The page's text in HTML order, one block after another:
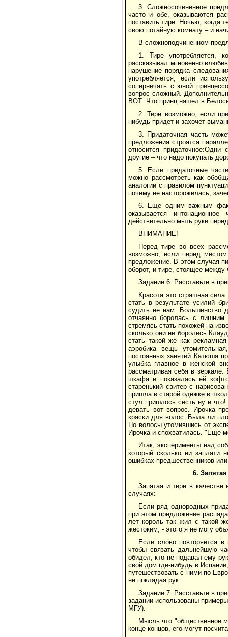
3. Сложносочиненное
часто и обе, оказываются
поставить тире: Ночью, когда
свою потайную комнату – и
В сложноподчиненном
1. Тире употребляется,
рассказывал мгновенно
нарушение порядка
употребляется, если
соперничать с юной
вопрос сложный.
ВОТ: Что принц нашел в
2. Тире возможно, если
нибудь придет и захочет
3. Придаточная часть
предложения строятся
относится
другие – что надо покупать
5. Если придаточные
можно рассмотреть как
аналогии с правилом
почему не насторожилась,
6. Еще одним важным
оказывается
действительно мыть руки
ВНИМАНИЕ!
Перед тире во всех
возможно, если перед местом
предложение. В этом случая
оборот, и тире, стоящее
Задание 6. Расставьте в
Красота это страшная
стать в результате усилий
судить не нам. Большинство
отчаянно боролась с лишним
стремясь стать похожей на
сколько они ни боролись
стать такой же как
аэробика вещь
постоянных занятий Катюша
улыбка главное в женской
рассматривая себя в
шкафа и показалась ей
старенький свитер с
пришла в старой одежке в
стул пришлось сесть ну и что!
девать вот вопрос. Ирочка
краски для волос. Была ли
Но волосы утомившись от
Ирочка и спохватилась. "Еще
Итак, эксперименты над
который сколько ни заплати
ошибках предшественников
6.
Запятая и тире в
случаях:
Если ряд однородных
при этом предложение
лет король так жил с такой
жестоким, - этого я не могу
Если слово повторяется в
чтобы связать дальнейшую
обидел, кто не подавал ему
свой дом где-нибудь в
путешествовать с ними по
не покладая рук.
Задание 7. Расставьте в
задании использованы
МГУ).
Мысль что "общественное
конце концов, его могут